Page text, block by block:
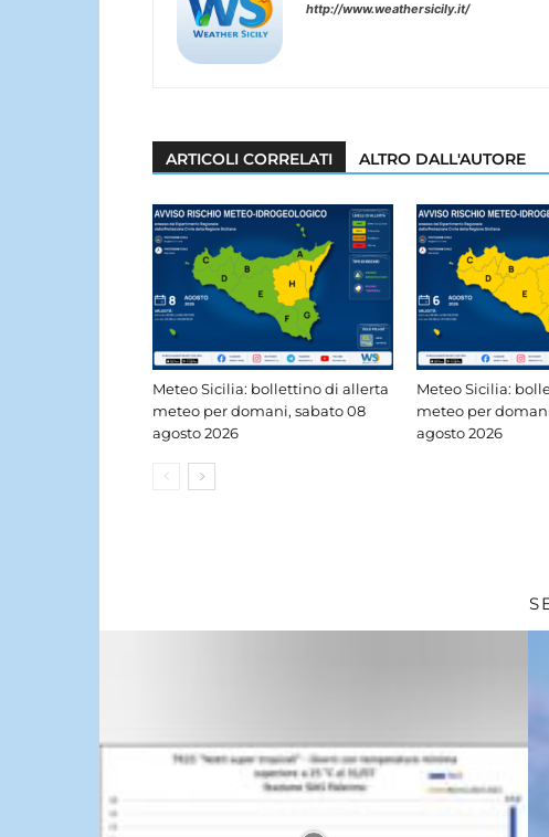
http://www.weathersicily.it/
ARTICOLI CORRELATI ALTRO DALL'AUTORE
Meteo Sicilia: bollettino di allerta
meteo per domani, sabato 08
agosto 2026
Meteo Sicilia:
meteo per
agosto 2026